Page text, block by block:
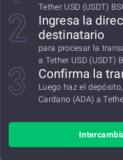
Tether USD (USDT)
Ingresa la
destinatario
para procesar la
a Tether USD (USDT)
Confirma la
Luego haz el
Cardano (ADA) a